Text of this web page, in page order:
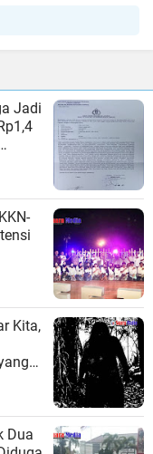
Jadi
Kita,
Dua